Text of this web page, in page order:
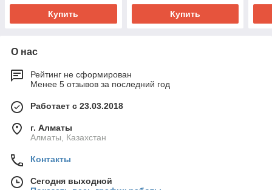
Купить Купить
О нас
Рейтинг не сформирован
Менее 5 отзывов за последний год
Работает с 23.03.2018
г. Алматы
Алматы, Казахстан
Контакты
Сегодня выходной